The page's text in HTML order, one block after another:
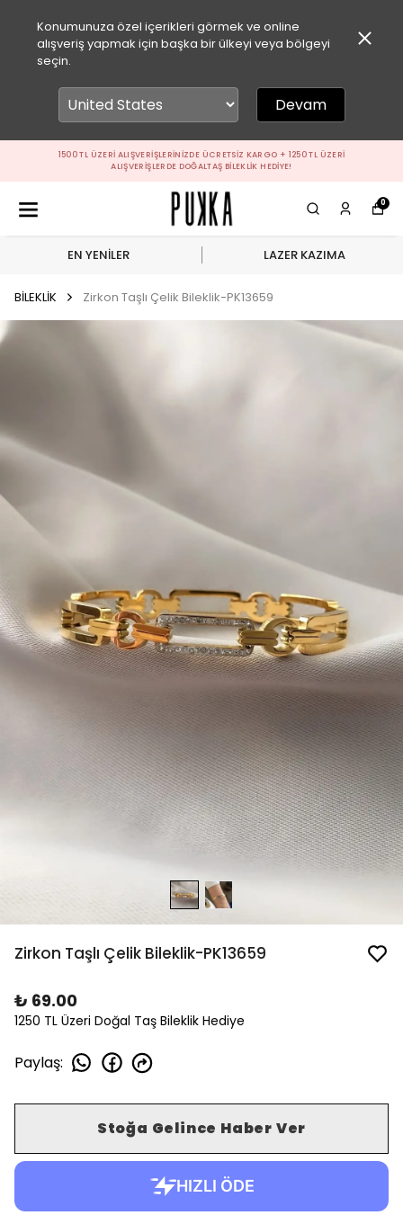
Konumunuza özel içerikleri görmek ve online
alışveriş yapmak için başka bir ülkeyi veya bölgeyi
seçin.
Devam
1500 TL ÜZERI ALIŞVERIŞLERINIZDE ÜCRETSIZ KARGO + 1250 TL ÜZERI
ALIŞVERIŞLERDE DOĞALTAŞ BILEKLIK HEDIYE!
0
EN YENİLER LAZER KAZIMA
BİLEKLİK Zirkon Taşlı Çelik Bileklik-PK13659
Zirkon Taşlı Çelik Bileklik-PK13659
₺ 69.00
1250 TL Üzeri Doğal Taş Bileklik Hediye
Paylaş:
Stoğa Gelince Haber Ver